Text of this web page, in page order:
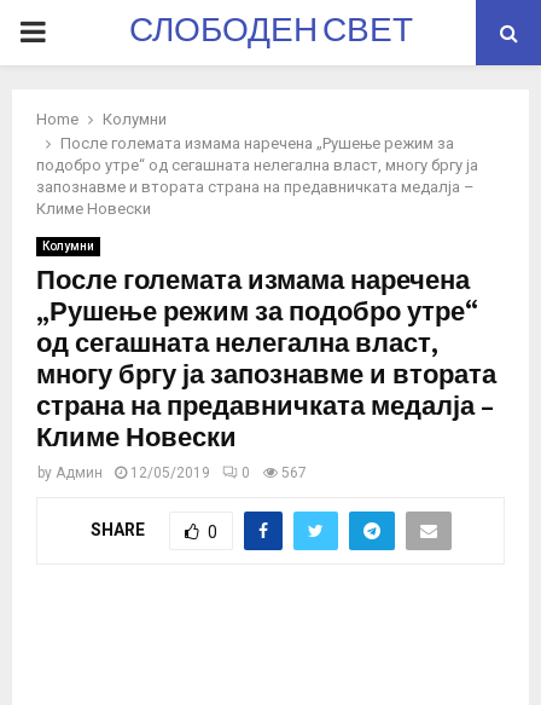
PRIMARYСЛОБОДЕН СВЕТ
Home
Колумни
После големата измама наречена „Рушење режим за
подобро утре“ од сегашната нелегална власт, многу бргу ја
запознавме и втората страна на предавничката медалја –
Климе Новески
Колумни
После големата измама наречена
„Рушење режим за подобро утре“
од сегашната нелегална власт,
многу бргу ја запознавме и втората
страна на предавничката медалја –
Климе Новески
by Админ 12/05/2019 0 567
SHARE 0